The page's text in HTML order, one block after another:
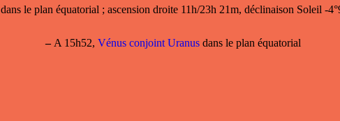
dans le plan équatorial ; ascension droite 11h/23h 21m, déclinaison Soleil -
–A 15h52, Vénus conjoint Uranus dans le plan équatorial